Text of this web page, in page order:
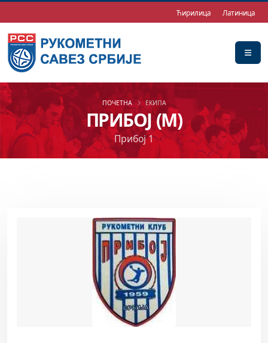
Ћирилица Латиница
ПРИБОЈ (М)
Прибој 1
ПОЧЕТНА ЕКИПА